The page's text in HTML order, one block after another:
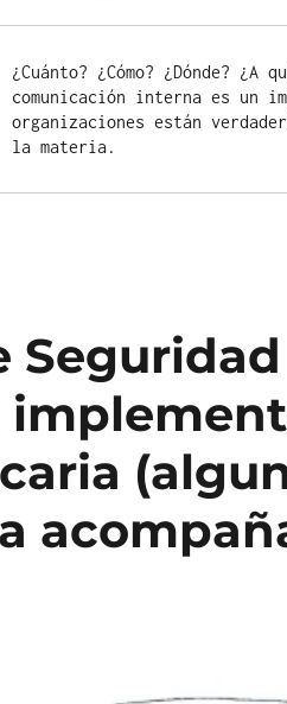
¿Cuánto? ¿Cómo? ¿Dónde?
comunicación interna es un
organizaciones están
la materia.